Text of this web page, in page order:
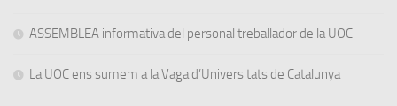
ASSEMBLEA informativa del personal treballador de la UOC
La UOC ens sumem a la Vaga d’Universitats de Catalunya